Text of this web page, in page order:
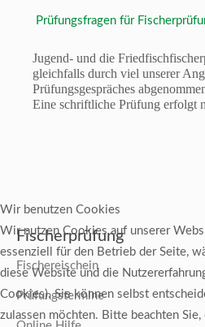
Fischerprüfung
Fischereischein
Prüfungstermine
Prüfungsfragen für
Jugend- und die
gleichfalls durch viel unserer
Prüfungsgespräches
Eine schriftliche Prüfung erfolgt
Wir benutzen Cookies
Wir nutzen Cookies auf unserer
essenziell für den Betrieb der Seite,
diese Website und die
Cookies). Sie können selbst
zulassen möchten. Bitte beachten